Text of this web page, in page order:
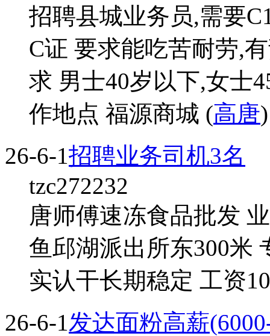
招聘县城业务员,需要
C证 要求能吃苦耐劳,
求 男士40岁以下,女士
作地点 福源商城 (高唐)
26-6-1招聘业务司机3名
tzc272232
唐师傅速冻食品批发
鱼邱湖派出所东300米
实认干长期稳定 工资
26-6-1发达面粉高薪